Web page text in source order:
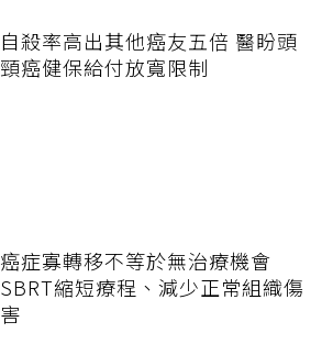
自殺率高出其他癌友五倍 醫盼頭
頸癌健保給付放寬限制
癌症寡轉移不等於無治療機會
SBRT縮短療程、減少正常組織傷
害